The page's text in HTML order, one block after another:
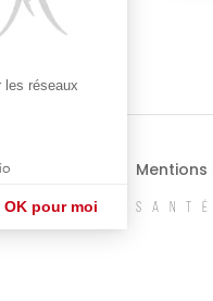
Mentions
VOTRE
les réseaux
OK pour moi
vos Options